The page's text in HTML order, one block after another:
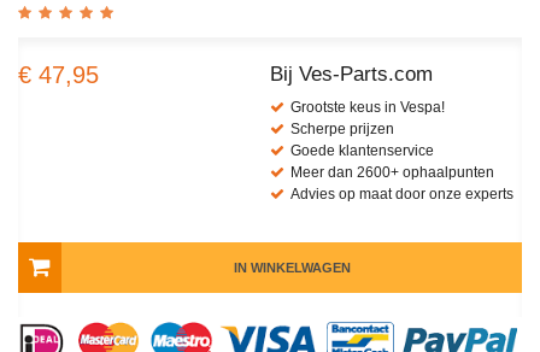
€ 47,95 Bij Ves-Parts.com
Grootste keus in Vespa!
Scherpe prijzen
Goede klantenservice
Meer dan 2600+ ophaalpunten
Advies op maat door onze experts
IN WINKELWAGEN